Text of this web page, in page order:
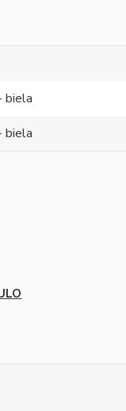
biela
biela